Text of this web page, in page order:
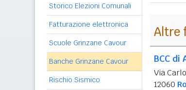
Storico Elezioni Comunali
Fatturazione elettronica
Scuole Grinzane Cavour
Banche Grinzane Cavour
Rischio Sismico
Altre
BCC di
Via
12060